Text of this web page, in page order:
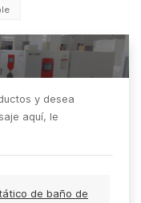
y desea
aquí, le
de baño de